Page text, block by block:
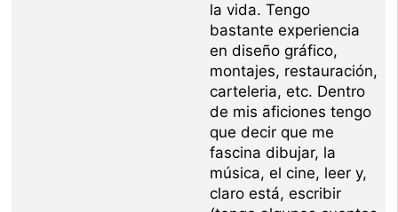
la vida. Tengo
bastante experiencia
en diseño gráfico,
montajes, restauración,
carteleria, etc. Dentro
de mis aficiones tengo
que decir que me
fascina dibujar, la
música, el cine, leer y,
claro está, escribir